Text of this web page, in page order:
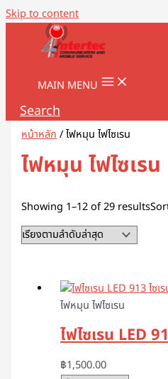
Skip to content
MAIN MENU
Search
หน้าหลัก/ ไฟหมุน ไฟไซเรน
ไฟหมุน ไฟไซเรน
Showing 1–12 of 29 results
ไฟหมุน ไฟไซเรน
ไฟไซเรน LED
฿1,500.00